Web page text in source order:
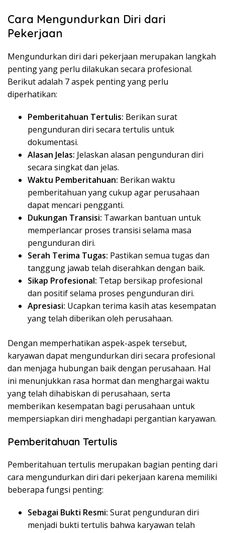
Cara Mengundurkan Diri dari
Pekerjaan
Mengundurkan diri dari pekerjaan merupakan langkah
penting yang perlu dilakukan secara profesional.
Berikut adalah 7 aspek penting yang perlu
diperhatikan:
Pemberitahuan Tertulis: Berikan surat
pengunduran diri secara tertulis untuk
dokumentasi.
Alasan Jelas: Jelaskan alasan pengunduran diri
secara singkat dan jelas.
Waktu Pemberitahuan: Berikan waktu
pemberitahuan yang cukup agar perusahaan
dapat mencari pengganti.
Dukungan Transisi: Tawarkan bantuan untuk
memperlancar proses transisi selama masa
pengunduran diri.
Serah Terima Tugas: Pastikan semua tugas dan
tanggung jawab telah diserahkan dengan baik.
Sikap Profesional: Tetap bersikap profesional
dan positif selama proses pengunduran diri.
Apresiasi: Ucapkan terima kasih atas kesempatan
yang telah diberikan oleh perusahaan.
Dengan memperhatikan aspek-aspek tersebut,
karyawan dapat mengundurkan diri secara profesional
dan menjaga hubungan baik dengan perusahaan. Hal
ini menunjukkan rasa hormat dan menghargai waktu
yang telah dihabiskan di perusahaan, serta
memberikan kesempatan bagi perusahaan untuk
mempersiapkan diri menghadapi pergantian karyawan.
Pemberitahuan Tertulis
Pemberitahuan tertulis merupakan bagian penting dari
cara mengundurkan diri dari pekerjaan karena memiliki
beberapa fungsi penting:
Sebagai Bukti Resmi: Surat pengunduran diri
menjadi bukti tertulis bahwa karyawan telah